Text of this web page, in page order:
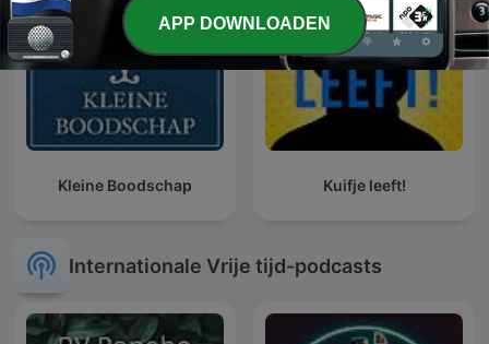
Kleine Boodschap Kuifje leeft!
Internationale Vrije tijd-podcasts
APP DOWNLOADEN